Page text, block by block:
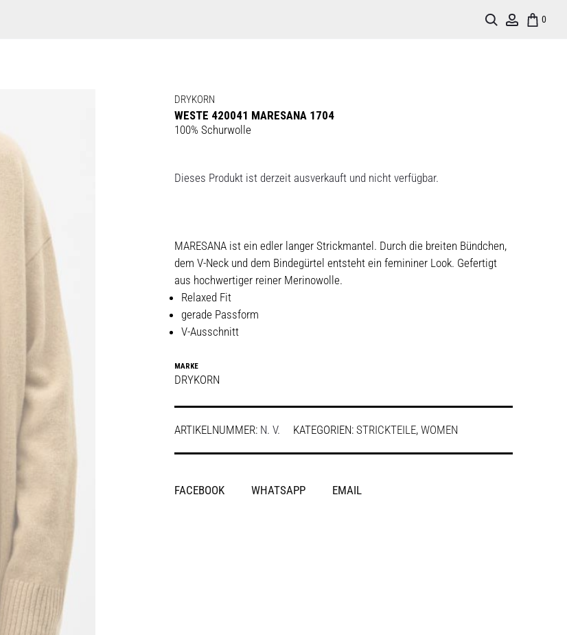
0
Account
Search
DRYKORN
WESTE 420041 MARESANA 1704
100% Schurwolle
Dieses Produkt ist derzeit ausverkauft und nicht verfügbar.
MARESANA ist ein edler langer Strickmantel. Durch die breiten Bündchen,
dem V-Neck und dem Bindegürtel entsteht ein femininer Look. Gefertigt
aus hochwertiger reiner Merinowolle.
Relaxed Fit
gerade Passform
V-Ausschnitt
MARKE
DRYKORN
ARTIKELNUMMER: N. V. KATEGORIEN: STRICKTEILE, WOMEN
SHARE
FACEBOOK WHATSAPP EMAIL